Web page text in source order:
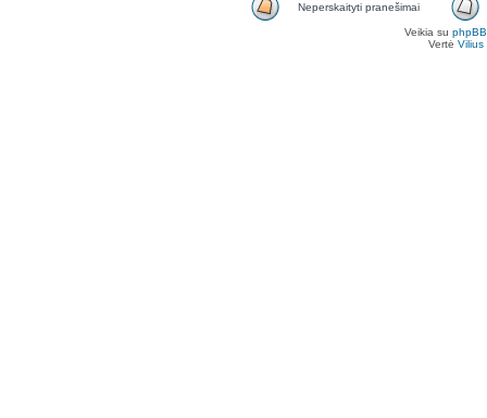
Neperskaityti pranešimai
Veikia su phpBB
Vertė Vilius